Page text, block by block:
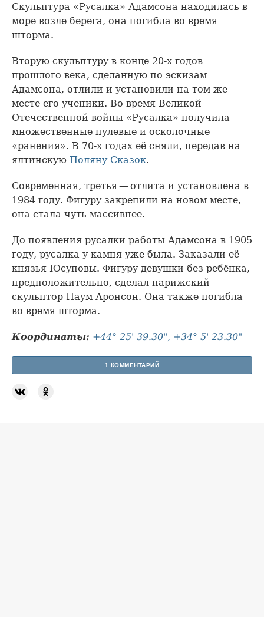
Скульптура «Русалка» Адамсона находилась в
море возле берега, она погибла во время
шторма.
Вторую скульптуру в конце 20-х годов
прошлого века, сделанную по эскизам
Адамсона, отлили и установили на том же
месте его ученики. Во время Великой
Отечественной войны «Русалка» получила
множественные пулевые и осколочные
«ранения». В 70-х годах её сняли, передав на
ялтинскую Поляну Сказок.
Современная, третья — отлита и установлена в
1984 году. Фигуру закрепили на новом месте,
она стала чуть массивнее.
До появления русалки работы Адамсона в 1905
году, русалка у камня уже была. Заказали её
князья Юсуповы. Фигуру девушки без ребёнка,
предположительно, сделал парижский
скульптор Наум Аронсон. Она также погибла
во время шторма.
Координаты: +44° 25' 39.30", +34° 5' 23.30"
1 КОММЕНТАРИЙ